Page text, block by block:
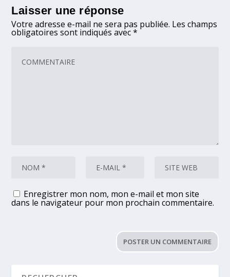
Laisser une réponse
Votre adresse e-mail ne sera pas publiée. Les champs
obligatoires sont indiqués avec*
Enregistrer mon nom, mon e-mail et mon site
dans le navigateur pour mon prochain commentaire.